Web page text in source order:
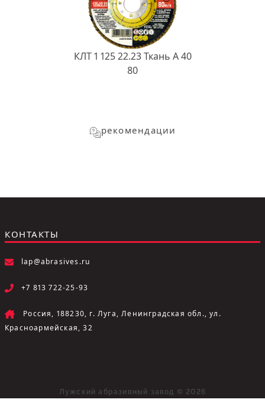
КЛТ 1 125 22.23 Ткань A 40
80
рекомендации
КОНТАКТЫ
lap@abrasives.ru
+7 813 722-25-93
Россия, 188230, г. Луга, Ленинградская обл., ул.
Красноармейская, 32
Лужский абразивный завод © 2026